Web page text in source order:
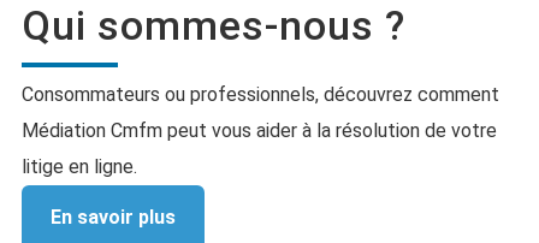
Qui sommes-nous ?
Consommateurs ou professionnels, découvrez comment
Médiation Cmfm peut vous aider à la résolution de votre
litige en ligne.
En savoir plus